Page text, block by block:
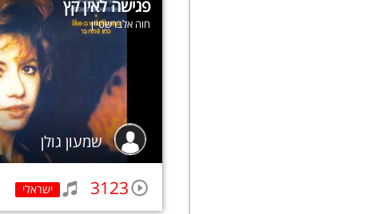
פגישה לאין קץ
חוה אלברשטיין
שמעון גולן
3123 ישראלי